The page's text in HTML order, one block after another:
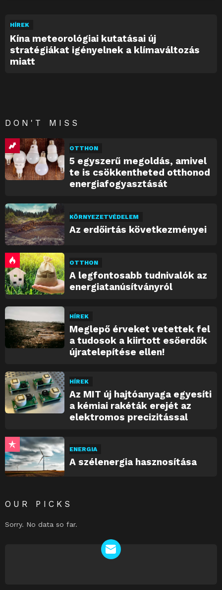
HÍREK
Kína meteorológiai kutatásai új
stratégiákat igényelnek a klímaváltozás
miatt
DON'T MISS
OTTHON
5 egyszerű megoldás, amivel
te is csökkentheted otthonod
energiafogyasztását
KÖRNYEZETVÉDELEM
Az erdőirtás következményei
OTTHON
A legfontosabb tudnivalók az
energiatanúsítványról
HÍREK
Meglepő érveket vetettek fel
a tudosok a kiirtott esőerdők
újratelepítése ellen!
HÍREK
Az MIT új hajtóanyaga egyesíti
a kémiai rakéták erejét az
elektromos precizitással
ENERGIA
A szélenergia hasznosítása
OUR PICKS
Sorry. No data so far.